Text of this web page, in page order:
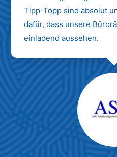
Tipp-Topp sind absolut
dafür, dass unsere
einladend aussehen.
Max